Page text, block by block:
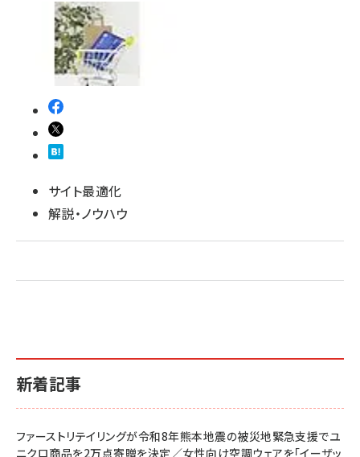
revico (739)
サイト最適化
解説・ノウハウ
新着記事
ファーストリテイリングが令和8年熊本地震の被災地緊急支援でユ
ニクロ商品を2万点寄贈を決定／女性向け空調ウェアを「イーザッ